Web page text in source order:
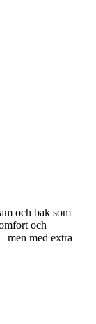
och bak som
och
men med extra